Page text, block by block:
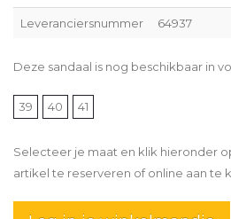
Leveranciersnummer 64937
Deze sandaal is nog beschikbaar in
39 40 41
Selecteer je maat en klik hieronder
artikel te reserveren of online aan te